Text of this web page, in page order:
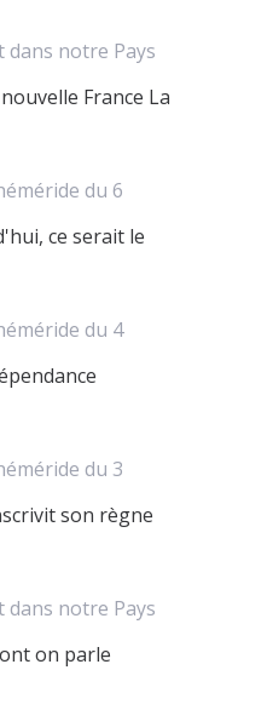
dans notre Pays
France La
du 6
ce serait le
du 4
du 3
son règne
dans notre Pays
on parle